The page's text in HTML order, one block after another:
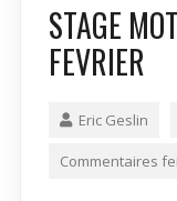
STAGE
FEVRIER
Eric Geslin
Commentaires